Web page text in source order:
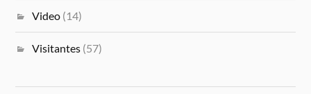
Video (14)
Visitantes (57)